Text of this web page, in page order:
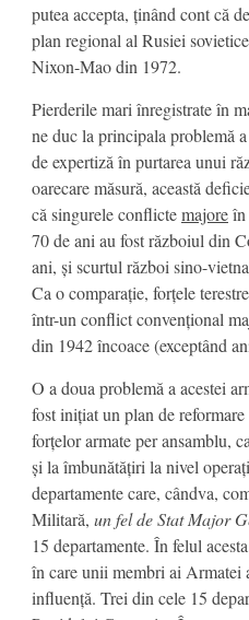
putea accepta, ținând cont că
plan regional al Rusiei
Nixon-Mao din 1972.
Pierderile mari înregistrate în
ne duc la principala problemă
de expertiză în purtarea unui
oarecare măsură, această
că singurele conflictemajoreîn
70 de ani au fost războiul din
ani, și scurtul război sino-
Ca o comparație, forțele
într-un conflict convențional
din 1942 încoace (exceptând
O a doua problemă a acestei
fost inițiat un plan de
forțelor armate per ansamblu,
și la îmbunătățiri la nivel
departamente care, cândva,
Militară, un fel de Stat Major
15 departamente. În felul
în care unii membri ai Armatei
influență. Trei din cele 15